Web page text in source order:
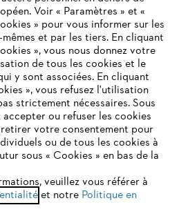
INTERNET
EN CHARGE
Internet que nous ne prenons plus
de notre site ne
Pour une utilisation
vous recommandons de passer à
:
Voir « Paramètres » et «
» pour vous informer sur les
et par les tiers. En cliquant
», vous nous donnez votre
de tous les cookies et le
y sont associées. En cliquant
», vous refusez l'utilisation
strictement nécessaires. Sous
accepter ou refuser les cookies
votre consentement pour
ou de tous les cookies à
sous « Cookies » en bas de la
veuillez vous référer à
et notre Politique en